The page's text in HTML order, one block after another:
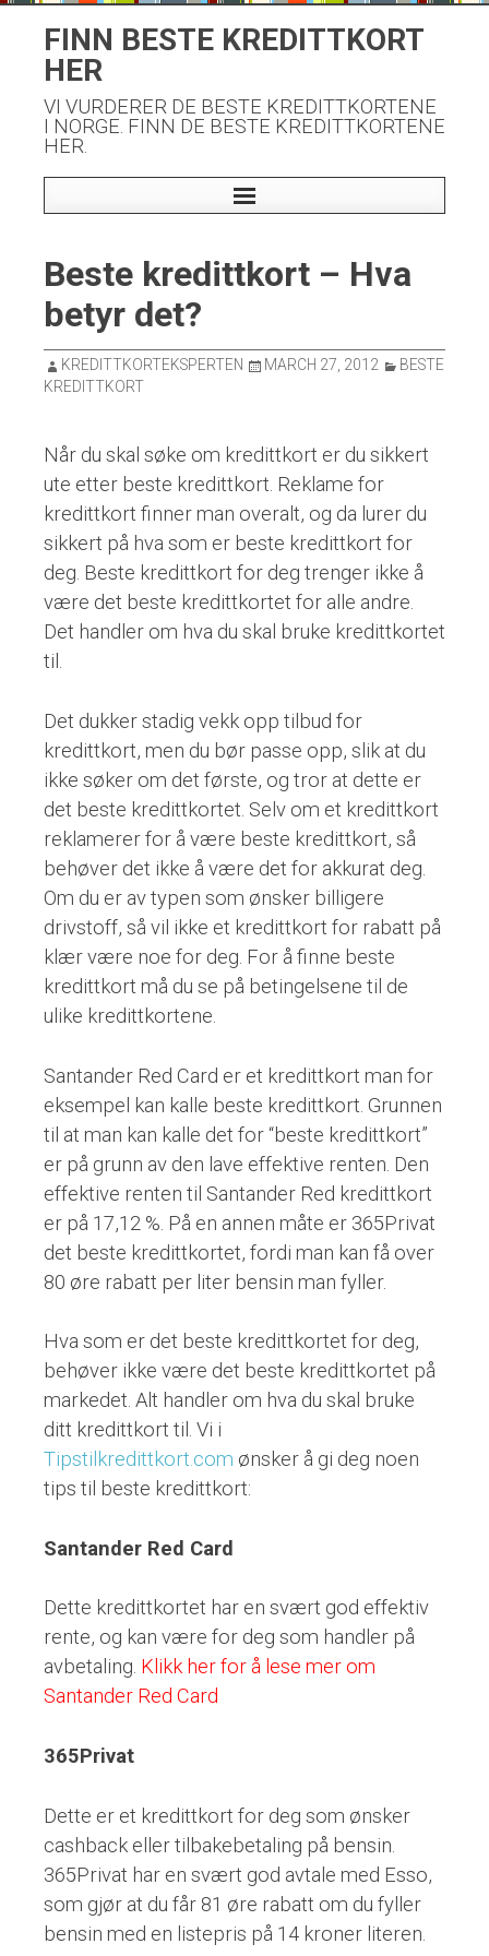
content
FINN BESTE KREDITTKORT
HER
VI VURDERER DE BESTE KREDITTKORTENE
I NORGE. FINN DE BESTE KREDITTKORTENE
HER.
Beste kredittkort – Hva
betyr det?
KREDITTKORTEKSPERTEN MARCH 27, 2012
BESTE
KREDITTKORT
Når du skal søke om kredittkort er du sikkert
ute etter beste kredittkort. Reklame for
kredittkort finner man overalt, og da lurer du
sikkert på hva som er beste kredittkort for
deg. Beste kredittkort for deg trenger ikke å
være det beste kredittkortet for alle andre.
Det handler om hva du skal bruke kredittkortet
til.
Det dukker stadig vekk opp tilbud for
kredittkort, men du bør passe opp, slik at du
ikke søker om det første, og tror at dette er
det beste kredittkortet. Selv om et kredittkort
reklamerer for å være beste kredittkort, så
behøver det ikke å være det for akkurat deg.
Om du er av typen som ønsker billigere
drivstoff, så vil ikke et kredittkort for rabatt på
klær være noe for deg. For å finne beste
kredittkort må du se på betingelsene til de
ulike kredittkortene.
Santander Red Card er et kredittkort man for
eksempel kan kalle beste kredittkort. Grunnen
til at man kan kalle det for “beste kredittkort”
er på grunn av den lave effektive renten. Den
effektive renten til Santander Red kredittkort
er på 17,12 %. På en annen måte er 365Privat
det beste kredittkortet, fordi man kan få over
80 øre rabatt per liter bensin man fyller.
Hva som er det beste kredittkortet for deg,
behøver ikke være det beste kredittkortet på
markedet. Alt handler om hva du skal bruke
ditt kredittkort til. Vi i
Tipstilkredittkort.com ønsker å gi deg noen
tips til beste kredittkort:
Santander Red Card
Dette kredittkortet har en svært god effektiv
rente, og kan være for deg som handler på
avbetaling. Klikk her for å lese mer om
Santander Red Card
365Privat
Dette er et kredittkort for deg som ønsker
cashback eller tilbakebetaling på bensin.
365Privat har en svært god avtale med Esso,
som gjør at du får 81 øre rabatt om du fyller
bensin med en listepris på 14 kroner literen.